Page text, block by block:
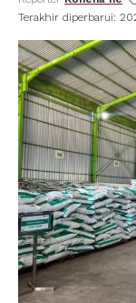
Terakhir diperbarui: